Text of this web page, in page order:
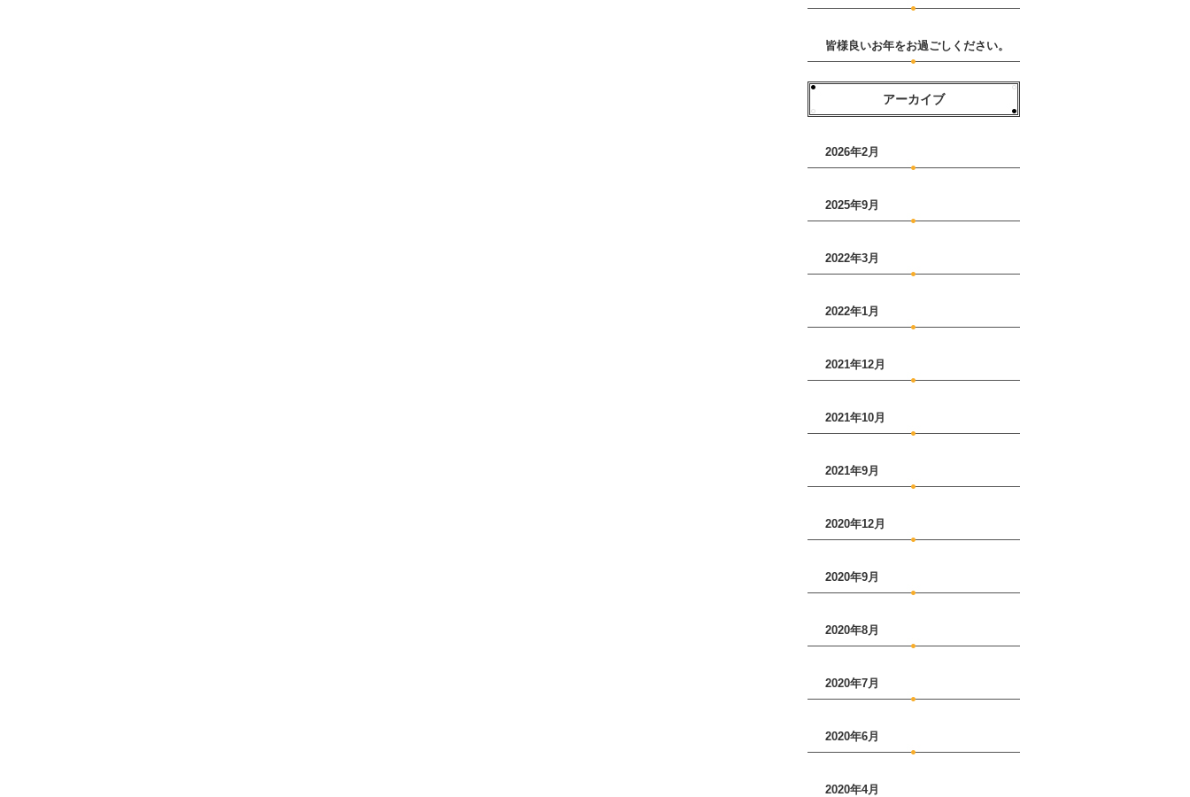
皆様良いお年をお過ごしください。
アーカイブ
2026年2月
2025年9月
2022年3月
2022年1月
2021年12月
2021年10月
2021年9月
2020年12月
2020年9月
2020年8月
2020年7月
2020年6月
2020年4月